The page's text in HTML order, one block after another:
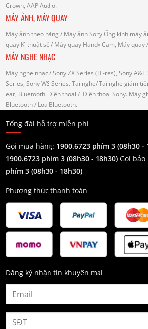
Crown, AAP Audio.
MÁY ẢNH, MÁY QUAY
Máy ảnh theo hãng / Máy ảnh Sony.Ống kính máy
quay Kĩ thuật số/ Máy quay Handy Cam, Máy quay
MÁY NGHE NHẠC
Máy nghe nhạc / Sony ZX Series (Hi-res), Sony A&E
Series, Sony WS Series. Tai nghe/ Tai nghe giảm
ear, Bluetooth. Điện thoại / Điện thoại Sony. Máy
Bluetooth/ Loa Bluetooth.
Tổng đài hỗ trợ miễn phí
Gọi mua hàng: 1900.6723 phím 3 (08h30 -
1900.6723 phím 3 (08h30 - 18h30) Gọi bảo
phím 3 (08h30 - 18h30)
Phương thức thanh toán
Đăng ký nhận tin khuyến mại